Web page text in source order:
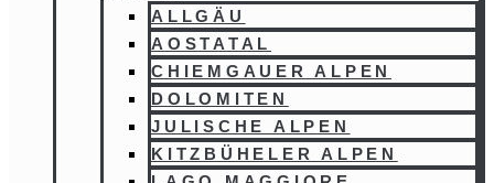
ALLGÄU
AOSTATAL
CHIEMGAUER ALPEN
DOLOMITEN
JULISCHE ALPEN
KITZBÜHELER ALPEN